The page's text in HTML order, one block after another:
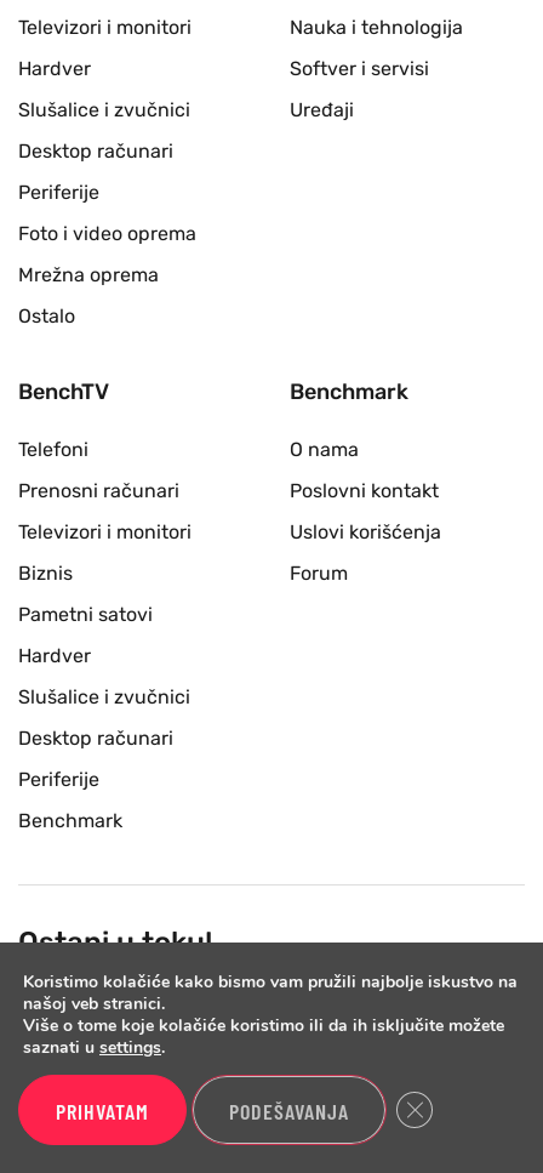
Televizori i monitori
Hardver
Slušalice i zvučnici
Desktop računari
Periferije
Foto i video oprema
Mrežna oprema
Ostalo
Nauka i tehnologija
Softver i servisi
Uređaji
BenchTV
Telefoni
Prenosni računari
Televizori i monitori
Biznis
Pametni satovi
Hardver
Slušalice i zvučnici
Desktop računari
Periferije
Benchmark
Benchmark
O nama
Poslovni kontakt
Uslovi korišćenja
Forum
Ostani u toku!
Prijavi se na newsletter listu i jednom nedeljno cemo ti
poslati email sa najnovijim testovima i vestima iz sveta
tehnologije.
Koristimo kolačiće kako bismo vam pružili najbolje iskustvo na
našoj veb stranici.
Više o tome koje kolačiće koristimo ili da ih isključite možete
saznati u settings.
PRIHVATAM PODEŠAVANJA Close GDPR